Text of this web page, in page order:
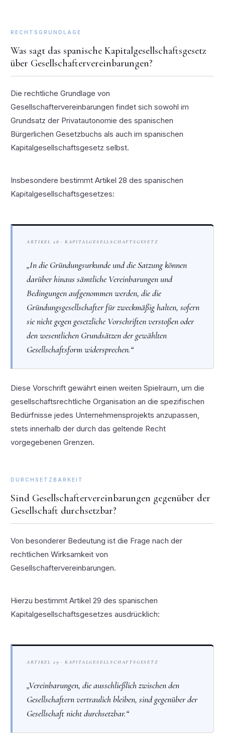
RECHTSGRUNDLAGE
Was sagt das spanische Kapitalgesellschaftsgesetz
über Gesellschaftervereinbarungen?
Die rechtliche Grundlage von
Gesellschaftervereinbarungen findet sich sowohl im
Grundsatz der Privatautonomie des spanischen
Bürgerlichen Gesetzbuchs als auch im spanischen
Kapitalgesellschaftsgesetz selbst.
Insbesondere bestimmt Artikel 28 des spanischen
Kapitalgesellschaftsgesetzes:
ARTIKEL 28 · KAPITALGESELLSCHAFTSGESETZ
„In die Gründungsurkunde und die Satzung können
darüber hinaus sämtliche Vereinbarungen und
Bedingungen aufgenommen werden, die die
Gründungsgesellschafter für zweckmäßig halten, sofern
sie nicht gegen gesetzliche Vorschriften verstoßen oder
den wesentlichen Grundsätzen der gewählten
Gesellschaftsform widersprechen.“
Diese Vorschrift gewährt einen weiten Spielraum, um die
gesellschaftsrechtliche Organisation an die spezifischen
Bedürfnisse jedes Unternehmensprojekts anzupassen,
stets innerhalb der durch das geltende Recht
vorgegebenen Grenzen.
DURCHSETZBARKEIT
Sind Gesellschaftervereinbarungen gegenüber der
Gesellschaft durchsetzbar?
Von besonderer Bedeutung ist die Frage nach der
rechtlichen Wirksamkeit von
Gesellschaftervereinbarungen.
Hierzu bestimmt Artikel 29 des spanischen
Kapitalgesellschaftsgesetzes ausdrücklich:
ARTIKEL 29 · KAPITALGESELLSCHAFTSGESETZ
„Vereinbarungen, die ausschließlich zwischen den
Gesellschaftern vertraulich bleiben, sind gegenüber der
Gesellschaft nicht durchsetzbar.“